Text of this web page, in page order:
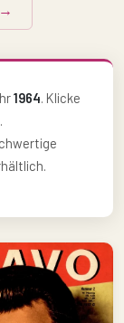
1964. Klicke